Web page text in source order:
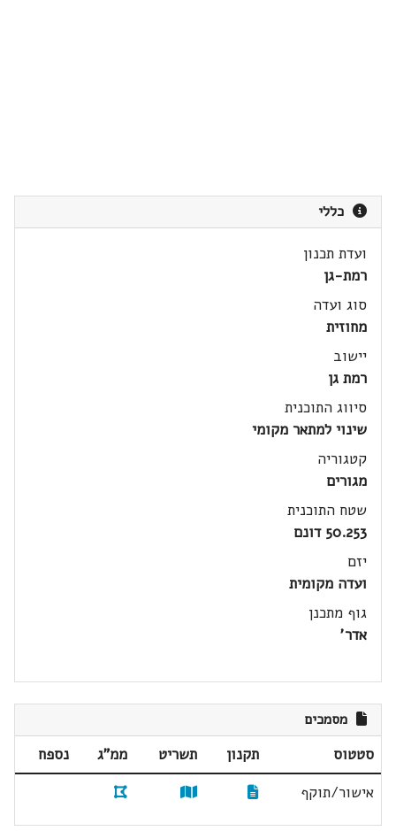
כללי
ועדת תכנון
רמת-גן
סוג ועדה
מחוזית
יישוב
רמת גן
סיווג התוכנית
שינוי למתאר מקומי
קטגוריה
מגורים
שטח התוכנית
50.253 דונם
יזם
ועדה מקומית
גוף מתכנן
אדר'
מסמכים
סטטוס תקנון תשריט ממ"ג
נספח
אישור/תוקף